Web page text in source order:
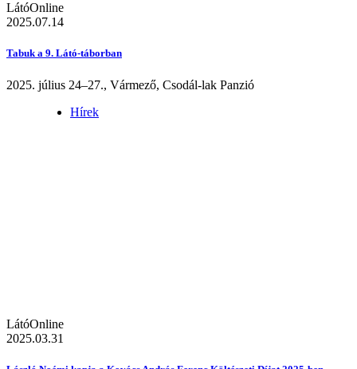
LátóOnline
2025.07.14
Tabuk a 9. Látó-táborban
2025. július 24–27., Vármező, Csodál-lak Panzió
Hírek
LátóOnline
2025.03.31